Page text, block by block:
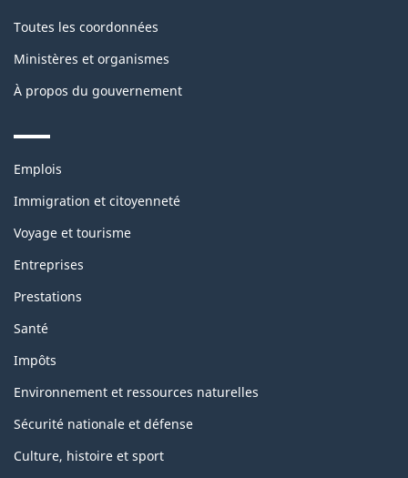
Toutes les coordonnées
Ministères et organismes
À propos du gouvernement
Themes
topics
Emplois
Immigration et citoyenneté
Voyage et tourisme
Entreprises
Prestations
Santé
Impôts
Environnement et ressources naturelles
Sécurité nationale et défense
Culture, histoire et sport